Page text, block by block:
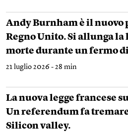
Andy Burnham è il
Regno Unito. Si allunga la
morte durante un fermo
21 luglio 2026 - 28 min
La nuova legge francese
Un referendum fa
Silicon valley.